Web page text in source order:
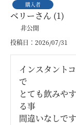
購入者
ベリー 1
非公開
投稿日
2026/07/31
インスタント
で
とても飲みや
る事
間違いなしです